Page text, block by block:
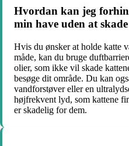
Hvordan kan jeg
min have uden at
Hvis du ønsker at holde katte
måde, kan du bruge
olier, som ikke vil skade
besøge dit område. Du kan
vandforstøver eller en
højfrekvent lyd, som kattene
er skadelig for dem.